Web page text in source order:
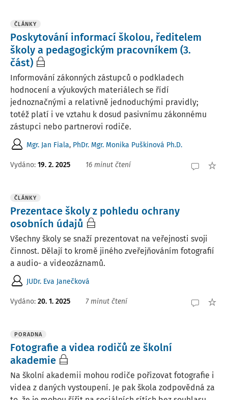
ČLÁNKY
Poskytování informací školou, ředitelem
školy a pedagogickým pracovníkem (3.
část)
Informování zákonných zástupců o podkladech
hodnocení a výukových materiálech se řídí
jednoznačnými a relativně jednoduchými pravidly;
totéž platí i ve vztahu k dosud pasivnímu zákonnému
zástupci nebo partnerovi rodiče.
Mgr. Jan Fiala, PhDr. Mgr. Monika Puškinová Ph.D.
Vydáno: 19. 2. 2025 16 minut čtení
ČLÁNKY
Prezentace školy z pohledu ochrany
osobních údajů
Všechny školy se snaží prezentovat na veřejnosti svoji
činnost. Dělají to kromě jiného zveřejňováním fotografií
a audio- a videozáznamů.
JUDr. Eva Janečková
Vydáno: 20. 1. 2025 7 minut čtení
PORADNA
Fotografie a videa rodičů ze školní
akademie
Na školní akademii mohou rodiče pořizovat fotografie i
videa z daných vystoupení. Je pak škola zodpovědná za